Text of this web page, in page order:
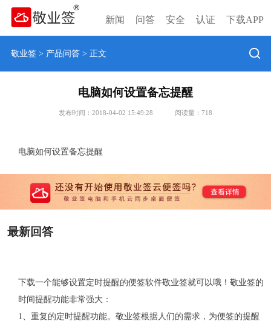
新闻 问答 安全 认证 下载APP
敬业签> 产品问答> 正文
电脑如何设置备忘提醒
发布时间：2018-04-02 15:49:28 阅读量： 718
电脑如何设置备忘提醒
最新回答
下载一个能够设置定时提醒的便签软件敬业签就可以哦！敬业签的
时间提醒功能非常强大：
1、重复的定时提醒功能。敬业签根据人们的需求，为便签的提醒